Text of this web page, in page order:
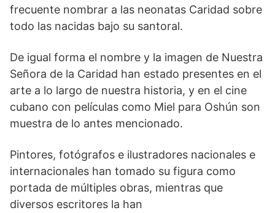
frecuente nombrar a las neonatas Caridad sobre
todo las nacidas bajo su santoral.
De igual forma el nombre y la imagen de Nuestra
Señora de la Caridad han estado presentes en el
arte a lo largo de nuestra historia, y en el cine
cubano con películas como Miel para Oshún son
muestra de lo antes mencionado.
Pintores, fotógrafos e ilustradores nacionales e
internacionales han tomado su figura como
portada de múltiples obras, mientras que
diversos escritores la han